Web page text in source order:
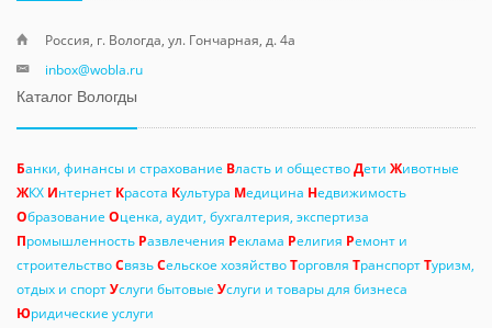
Россия, г. Вологда, ул. Гончарная, д. 4а
inbox@wobla.ru
Каталог Вологды
Банки, финансы и страхование Власть и обществоДети Животные
ЖКХ Интернет Красота Культура Медицина Недвижимость
Образование Оценка, аудит, бухгалтерия, экспертиза
Промышленность Развлечения Реклама Религия Ремонт и
строительствоСвязьСельское хозяйствоТорговля ТранспортТуризм,
отдых и спортУслуги бытовые Услуги и товары для бизнеса
Юридические услуги